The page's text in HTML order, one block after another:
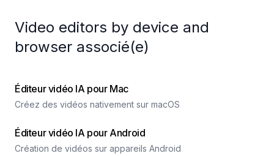
Video editors by device and
browser associé(e)
Éditeur vidéo IA pour Mac
Créez des vidéos nativement sur macOS
Éditeur vidéo IA pour Android
Création de vidéos sur appareils Android